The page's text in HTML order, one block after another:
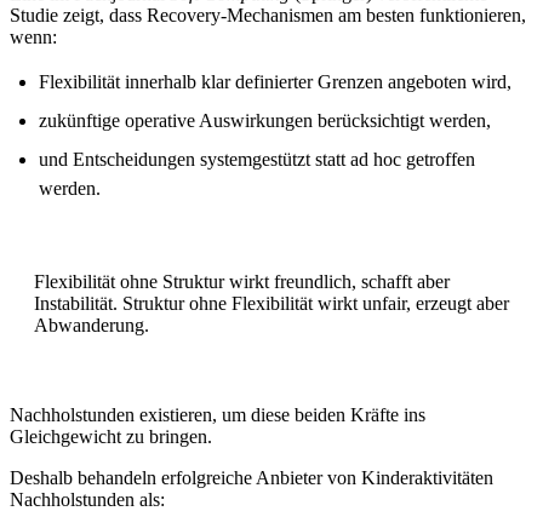
Studie zeigt, dass Recovery-Mechanismen am besten funktionieren,
wenn:
Flexibilität innerhalb klar definierter Grenzen angeboten wird,
zukünftige operative Auswirkungen berücksichtigt werden,
und Entscheidungen systemgestützt statt ad hoc getroffen
werden.
Flexibilität ohne Struktur wirkt freundlich, schafft aber
Instabilität. Struktur ohne Flexibilität wirkt unfair, erzeugt aber
Abwanderung.
Nachholstunden existieren, um diese beiden Kräfte ins
Gleichgewicht zu bringen.
Deshalb behandeln erfolgreiche Anbieter von Kinderaktivitäten
Nachholstunden als: